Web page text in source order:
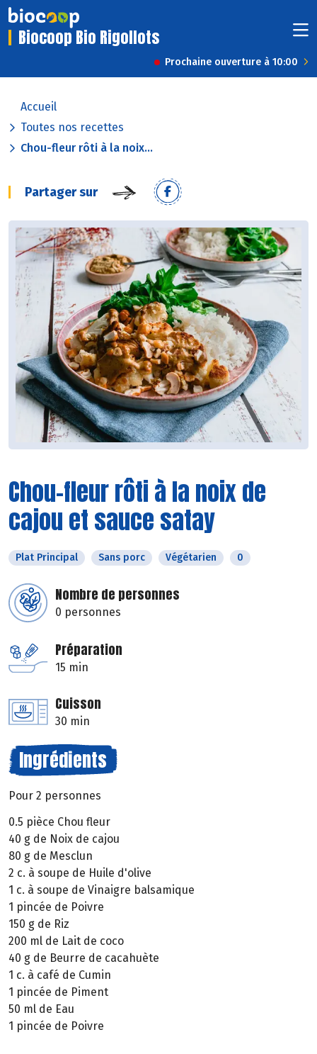
Biocoop Bio Rigollots
Prochaine ouverture à 10:00
Accueil
Toutes nos recettes
Chou-fleur rôti à la noix...
Partager sur
Chou-fleur rôti à la noix de
cajou et sauce satay
Plat Principal Sans porc Végétarien 0
Nombre de personnes
0 personnes
Préparation
15 min
Cuisson
30 min
Ingrédients
Pour 2 personnes
0.5 pièce Chou fleur
40 g de Noix de cajou
80 g de Mesclun
2 c. à soupe de Huile d'olive
1 c. à soupe de Vinaigre balsamique
1 pincée de Poivre
150 g de Riz
200 ml de Lait de coco
40 g de Beurre de cacahuète
1 c. à café de Cumin
1 pincée de Piment
50 ml de Eau
1 pincée de Poivre